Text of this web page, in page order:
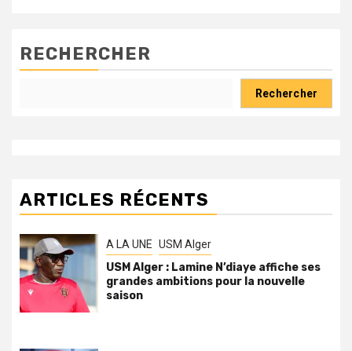
RECHERCHER
Rechercher
ARTICLES RÉCENTS
A LA UNE USM Alger
USM Alger : Lamine N’diaye affiche ses
grandes ambitions pour la nouvelle
saison